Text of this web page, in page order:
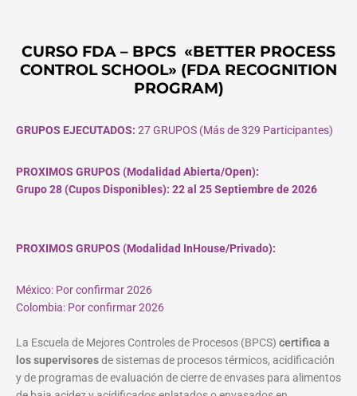
CURSO FDA – BPCS «BETTER PROCESS
CONTROL SCHOOL» (FDA RECOGNITION
PROGRAM)
GRUPOS EJECUTADOS: 27 GRUPOS (Más de 329 Participantes)
PROXIMOS GRUPOS (Modalidad Abierta/Open):
Grupo 28 (Cupos Disponibles): 22 al 25 Septiembre de 2026
PROXIMOS GRUPOS (Modalidad InHouse/Privado):
México: Por confirmar 2026
Colombia: Por confirmar 2026
La Escuela de Mejores Controles de Procesos (BPCS) certifica a
los supervisoresde sistemas de procesos térmicos, acidificación
y de programas de evaluación de cierre de envases para alimentos